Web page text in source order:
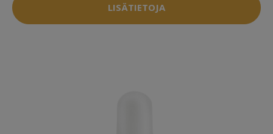
LISÄTIETOJA